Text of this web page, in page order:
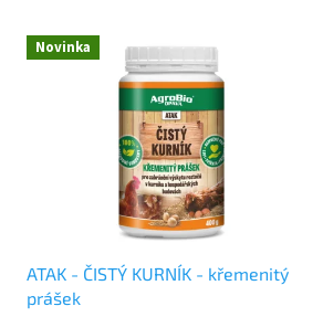
V Novinka
ATAK - ČISTÝ KURNÍK - křemenitý
prášek